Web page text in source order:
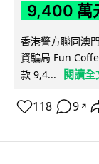
9,400 萬
香港警方聯同澳
資騙局 Fun
款 9,4...
閱讀全
118 9 ↗